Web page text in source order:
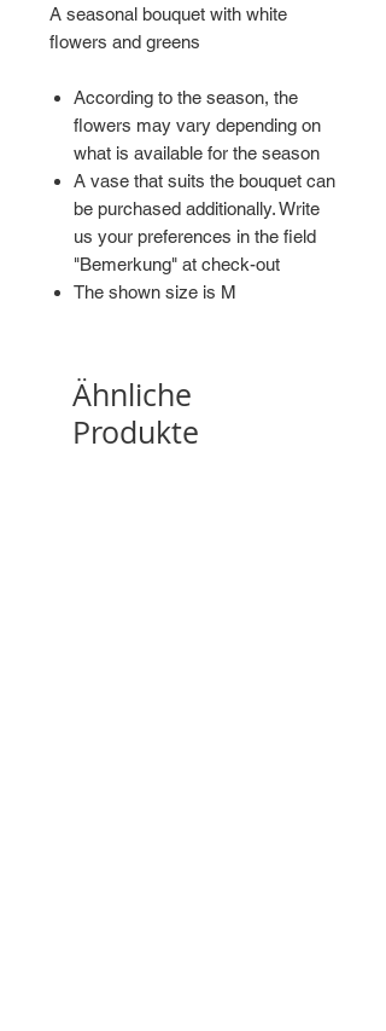
A seasonal bouquet with white
flowers and greens
According to the season, the
flowers may vary depending on
what is available for the season
A vase that suits the bouquet can
be purchased additionally. Write
us your preferences in the field
"Bemerkung" at check-out
The shown size is M
Ähnliche
Produkte